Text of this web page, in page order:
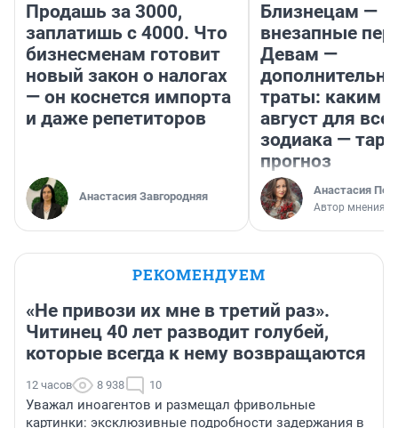
Продашь за 3000,
заплатишь с 4000. Что
бизнесменам готовит
новый закон о налогах
— он коснется импорта
и даже репетиторов
Анастасия Завгородняя
Близнецам —
внезапные
Девам —
траты: каким
август для
зодиака —
прогноз
Анастасия
Автор мнения
РЕКОМЕНДУЕМ
«Не привози их мне в третий раз».
Читинец 40 лет разводит голубей,
которые всегда к нему возвращаются
12 часов 8 938 10
Уважал иноагентов и размещал фривольные
картинки: эксклюзивные подробности задержания в